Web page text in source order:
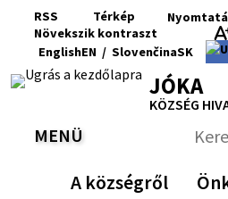
Ugrás
tartalomra
RSS
RSS
Térkép
Oldaltérkép
Növekszik kontraszt
Növekszik
kontraszt
Kisebb
Az
EnglishEN
Switch
English
/ SlovenčinaSK
Nyelv
váltása
erre
JÓKA
KÖZSÉG
VÁLTÁS
MENÜ
A községről